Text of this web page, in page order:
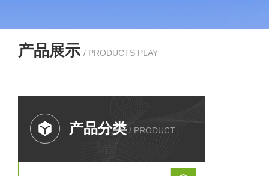
产品展示 / PRODUCTS PLAY
产品分类 / PRODUCT